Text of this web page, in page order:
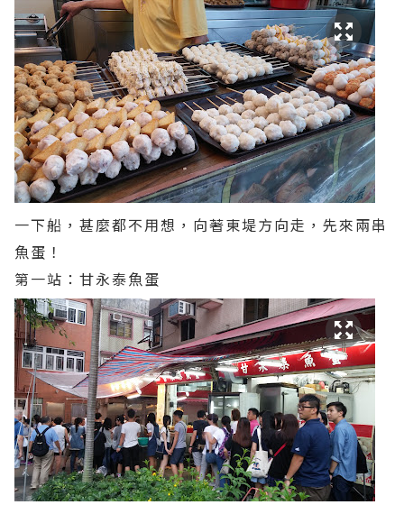
一下船，甚麼都不用想，向著東堤方向走，先來兩串
魚蛋！
第一站：甘永泰魚蛋